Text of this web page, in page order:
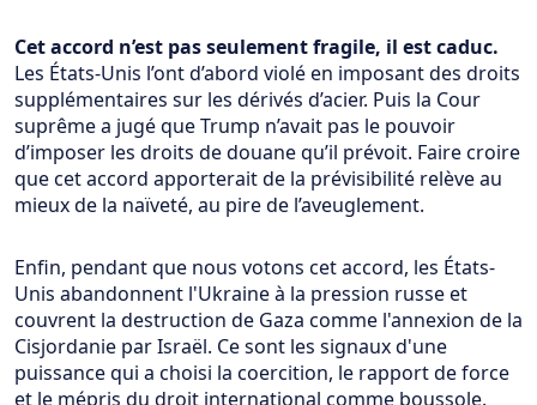
Cet accord n’est pas seulement fragile, il est caduc.
Les États-Unis l’ont d’abord violé en imposant des droits
supplémentaires sur les dérivés d’acier. Puis la Cour
suprême a jugé que Trump n’avait pas le pouvoir
d’imposer les droits de douane qu’il prévoit. Faire croire
que cet accord apporterait de la prévisibilité relève au
mieux de la naïveté, au pire de l’aveuglement.
Enfin, pendant que nous votons cet accord, les États-
Unis abandonnent l'Ukraine à la pression russe et
couvrent la destruction de Gaza comme l'annexion de la
Cisjordanie par Israël. Ce sont les signaux d'une
puissance qui a choisi la coercition, le rapport de force
et le mépris du droit international comme boussole.